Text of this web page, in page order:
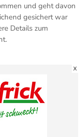
und geht davon
gesichert war
Details zum
X